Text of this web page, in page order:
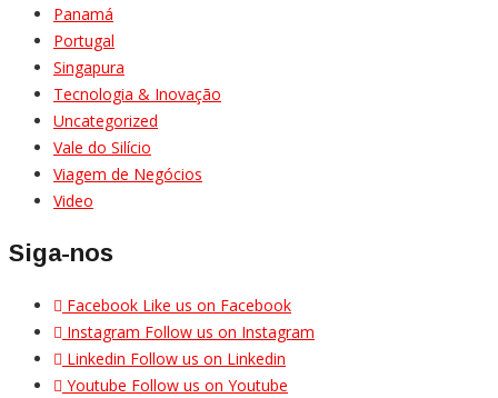
Panamá
Portugal
Singapura
Tecnologia & Inovação
Uncategorized
Vale do Silício
Viagem de Negócios
Video
Siga-nos
Facebook Like us on Facebook
Instagram Follow us on Instagram
Linkedin Follow us on Linkedin
Youtube Follow us on Youtube